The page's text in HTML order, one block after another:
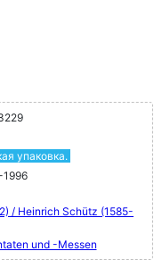
упаковка.
/ Heinrich Schütz (1585-
und -Messen